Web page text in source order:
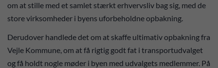
om at stille med et samlet stærkt erhvervsliv bag sig, med de
store virksomheder i byens uforbeholdne opbakning.
Derudover handlede det om at skaffe ultimativ opbakning fra
Vejle Kommune, om at få rigtig godt fat i transportudvalget
og få holdt nogle møder i byen med udvalgets medlemmer. På